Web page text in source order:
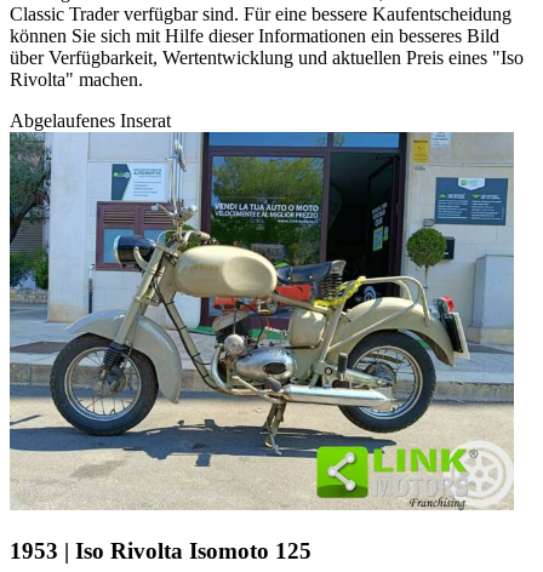
Classic Trader verfügbar sind. Für eine bessere Kaufentscheidung
können Sie sich mit Hilfe dieser Informationen ein besseres Bild
über Verfügbarkeit, Wertentwicklung und aktuellen Preis eines "Iso
Rivolta" machen.
Abgelaufenes Inserat
1953 | Iso Rivolta Isomoto 125